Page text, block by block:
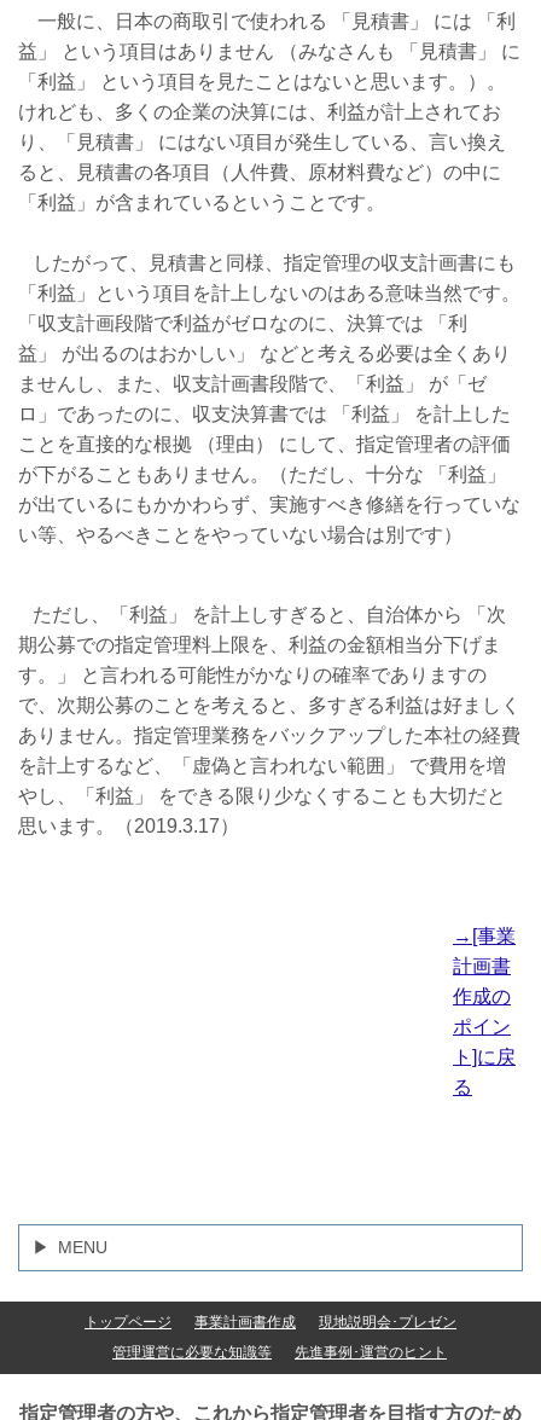
一般に、日本の商取引で使われる 「見積書」 には 「利
益」 という項目はありません （みなさんも 「見積書」 に
「利益」 と いう項目を見たことはないと思います。）。
けれども、多くの企業の決算には、利益が計上されてお
り、「見積書」 にはない項目が発生している、言い換え
ると、見積書の各項目（人件費、原材料費など）の中に
「利益」が含まれているということです。
したがって、見積書と同様、指定管理の収支計画書にも
「利益」という項目を計上しないのはある意味当然です。
「収支計画段階で利益がゼロなのに、決算では 「利
益」 が出るのはおかしい」 などと考える必要は全くあり
ませんし、また、収支計画書段階で、「利益」 が「ゼ
ロ」であったのに、収支決算書では 「利益」 を計上した
ことを直接的な根拠 （理由） にして、指定管理者の評価
が下がることもありません。（ただし、十分な 「利益」
が出ているにもかかわらず、実施すべき修繕を行っていな
い等、やるべきことをやっていない場合は別です）
ただし、「利益」 を計上しすぎると、自治体から 「次
期公募での指定管理料上限を、利益の金額相当分下げま
す。」 と言われる可能性がかなりの確率でありますの
で、次期公募のことを考えると、多すぎる利益は好ましく
ありません。指定管理業務をバックアップした本社の経費
を計上するなど、「虚偽と言われない範囲」 で費用を増
やし、「利益」 をできる限り少なくすることも大切だと
思います。（2019.3.17）
→[事業
計画書
作成の
ポイン
ト]に戻
る
MENU
トップページ 事業計画書作成
現地説明会･プレゼン
管理運営に必要な知識等
先進事例･運営のヒント
指定管理者の方や、これから指定管理者を目指す方のため